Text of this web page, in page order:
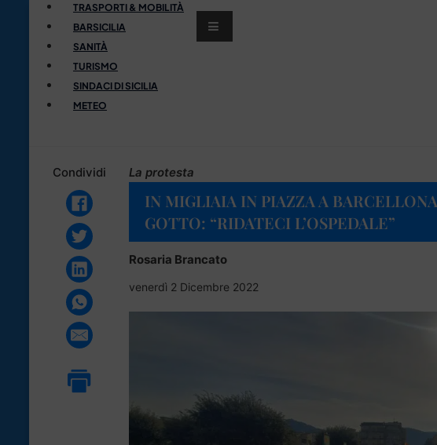
TRASPORTI & MOBILITÀ
BARSICILIA
SANITÀ
TURISMO
SINDACI DI SICILIA
METEO
Condividi La protesta
IN MIGLIAIA IN PIAZZA A
GOTTO: “RIDATECI L’OSPEDALE”
Rosaria Brancato
venerdì 2 Dicembre 2022